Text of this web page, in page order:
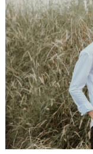
Góc chia sẻ
Liên hệ
Tìm kiếm